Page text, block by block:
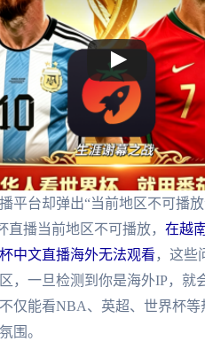
平台却弹出“当前地区不可播
播当前地区不可播放， 在越
中文直播海外无法观看 ，这些
，一旦检测到你是海外IP，就
仅能看NBA、英超、世界杯等
围。